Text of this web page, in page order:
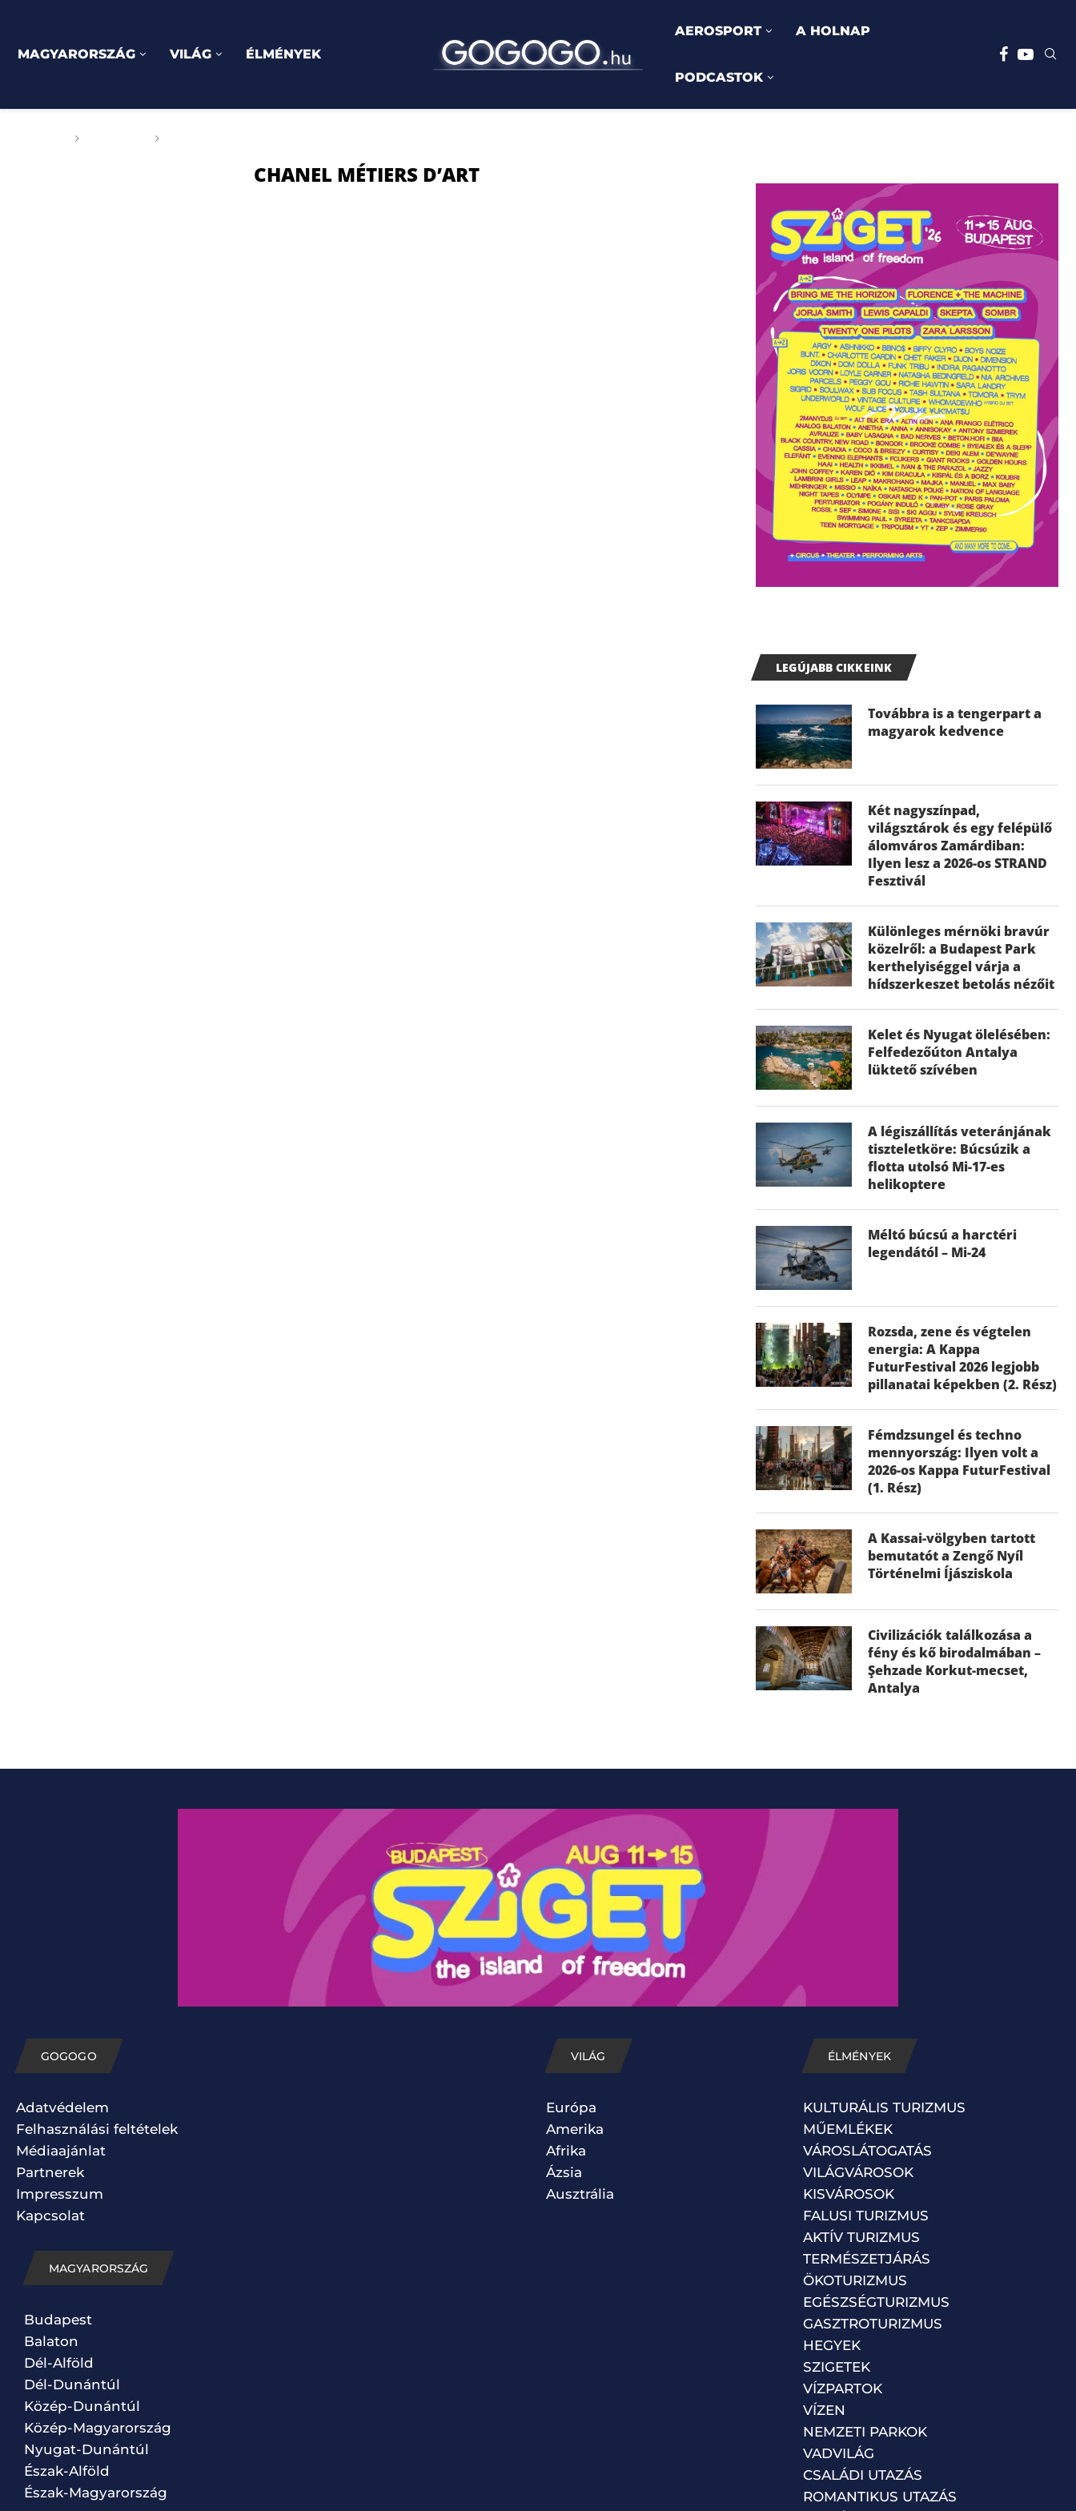
MAGYARORSZÁG VILÁG ÉLMÉNYEK
AEROSPORT A HOLNAP
PODCASTOK
CHANEL MÉTIERS D’ART
LEGÚJABB CIKKEINK
Továbbra is a tengerpart a
magyarok kedvence
Két nagyszínpad,
világsztárok és egy felépülő
álomváros Zamárdiban:
Ilyen lesz a 2026-os STRAND
Fesztivál
Különleges mérnöki bravúr
közelről: a Budapest Park
kerthelyiséggel várja a
hídszerkeszet betolás nézőit
Kelet és Nyugat ölelésében:
Felfedezőúton Antalya
lüktető szívében
A légiszállítás veteránjának
tiszteletköre: Búcsúzik a
flotta utolsó Mi-17-es
helikoptere
Méltó búcsú a harctéri
legendától – Mi-24
Rozsda, zene és végtelen
energia: A Kappa
FuturFestival 2026 legjobb
pillanatai képekben (2. Rész)
Fémdzsungel és techno
mennyország: Ilyen volt a
2026-os Kappa FuturFestival
(1. Rész)
A Kassai-völgyben tartott
bemutatót a Zengő Nyíl
Történelmi Íjásziskola
Civilizációk találkozása a
fény és kő birodalmában –
Şehzade Korkut-mecset,
Antalya
GOGOGO
Adatvédelem
Felhasználási feltételek
Médiaajánlat
Partnerek
Impresszum
Kapcsolat
MAGYARORSZÁG
Budapest
Balaton
Dél-Alföld
Dél-Dunántúl
Közép-Dunántúl
Közép-Magyarország
Nyugat-Dunántúl
Észak-Alföld
Észak-Magyarország
VILÁG
Európa
Amerika
Afrika
Ázsia
Ausztrália
ÉLMÉNYEK
KULTURÁLIS TURIZMUS
MŰEMLÉKEK
VÁROSLÁTOGATÁS
VILÁGVÁROSOK
KISVÁROSOK
FALUSI TURIZMUS
AKTÍV TURIZMUS
TERMÉSZETJÁRÁS
ÖKOTURIZMUS
EGÉSZSÉGTURIZMUS
GASZTROTURIZMUS
HEGYEK
SZIGETEK
VÍZPARTOK
VÍZEN
NEMZETI PARKOK
VADVILÁG
CSALÁDI UTAZÁS
ROMANTIKUS UTAZÁS